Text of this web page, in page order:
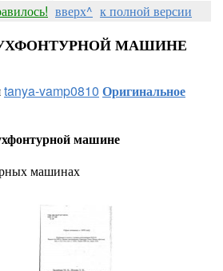
вверх^ к полной версии
МАШИНЕ
tanya-vamp0810 Оригинальное
машине
машинах